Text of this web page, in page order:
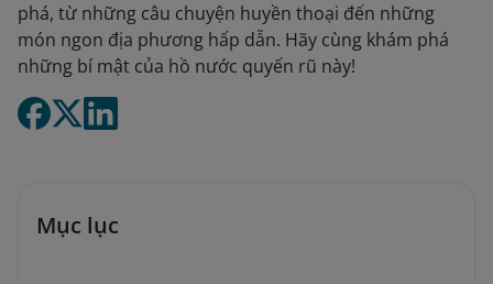
phá, từ những câu chuyện huyền thoại đến những
món ngon địa phương hấp dẫn. Hãy cùng khám phá
những bí mật của hồ nước quyến rũ này!
Mục lục